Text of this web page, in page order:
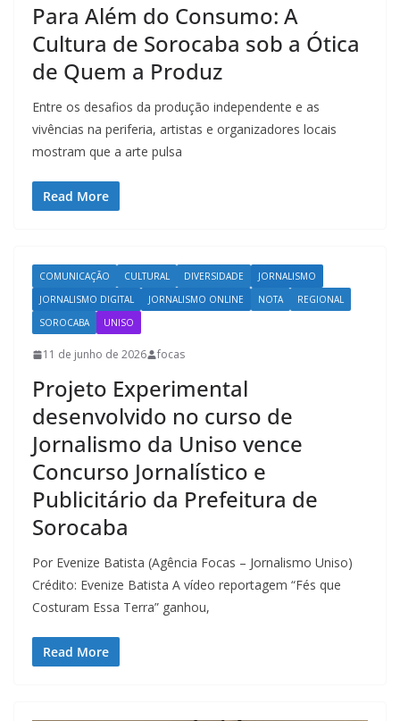
Para Além do Consumo: A
Cultura de Sorocaba sob a Ótica
de Quem a Produz
Entre os desafios da produção independente e as
vivências na periferia, artistas e organizadores locais
mostram que a arte pulsa
Read More
COMUNICAÇÃO CULTURAL DIVERSIDADE
JORNALISMO
JORNALISMO DIGITAL
JORNALISMO ONLINE NOTA
REGIONAL
SOROCABA
UNISO
11 de junho de 2026 focas
Projeto Experimental
desenvolvido no curso de
Jornalismo da Uniso vence
Concurso Jornalístico e
Publicitário da Prefeitura de
Sorocaba
Por Evenize Batista (Agência Focas – Jornalismo Uniso)
Crédito: Evenize Batista A vídeo reportagem “Fés que
Costuram Essa Terra” ganhou,
Read More